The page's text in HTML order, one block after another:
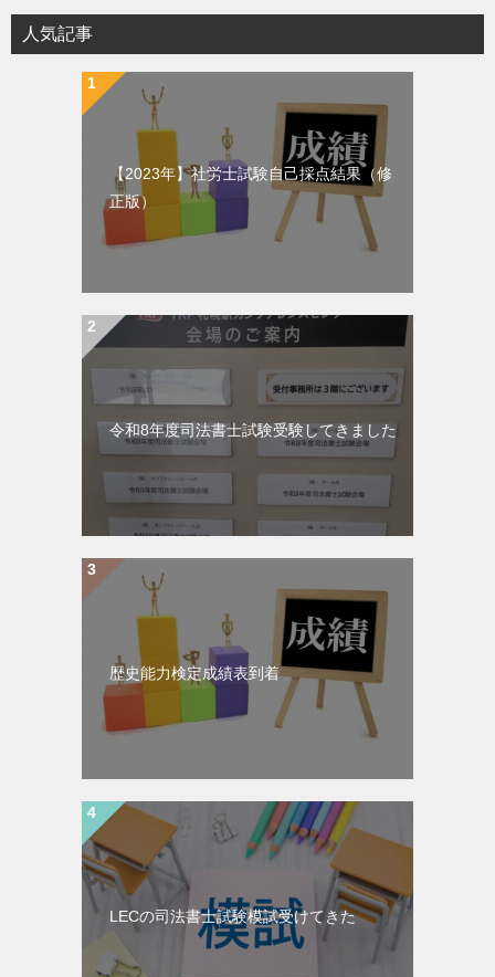
人気記事
【2023年】社労士試験自己採点結果（修
正版）
令和8年度司法書士試験受験してきました
歴史能力検定成績表到着
LECの司法書士試験模試受けてきた